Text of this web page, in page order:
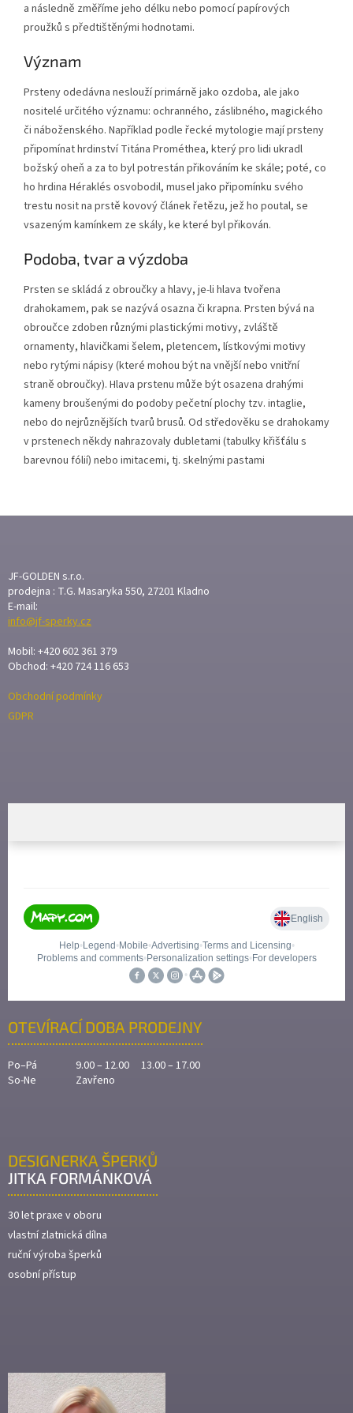
a následně změříme jeho délku nebo pomocí papírových
proužků s předtištěnými hodnotami.
Význam
Prsteny odedávna neslouží primárně jako ozdoba, ale jako
nositelé určitého významu: ochranného, záslibného, magického
či náboženského. Například podle řecké mytologie mají prsteny
připomínat hrdinství Titána Prométhea, který pro lidi ukradl
božský oheň a za to byl potrestán přikováním ke skále; poté, co
ho hrdina Héraklés osvobodil, musel jako připomínku svého
trestu nosit na prstě kovový článek řetězu, jež ho poutal, se
vsazeným kamínkem ze skály, ke které byl přikován.
Podoba, tvar a výzdoba
Prsten se skládá z obroučky a hlavy, je-li hlava tvořena
drahokamem, pak se nazývá osazna či krapna. Prsten bývá na
obroučce zdoben různými plastickými motivy, zvláště
ornamenty, hlavičkami šelem, pletencem, lístkovými motivy
nebo rytými nápisy (které mohou být na vnější nebo vnitřní
straně obroučky). Hlava prstenu může být osazena drahými
kameny broušenými do podoby pečetní plochy tzv. intaglie,
nebo do nejrůznějších tvarů brusů. Od středověku se drahokamy
v prstenech někdy nahrazovaly dubletami (tabulky křišťálu s
barevnou fólií) nebo imitacemi, tj. skelnými pastami
A
T
JF-GOLDEN s.r.o.
prodejna : T.G. Masaryka 550, 27201 Kladno
E-mail:
info@jf-sperky.cz
Mobil: +420 602 361 379
Obchod: +420 724 116 653
Obchodní podmínky
GDPR
OTEVÍRACÍ DOBA PRODEJNY
Po–Pá
9.00 – 12.00 13.00 – 17.00
So-Ne
Zavřeno
DESIGNERKA ŠPERKŮ
JITKA FORMÁNKOVÁ
30 let praxe v oboru
vlastní zlatnická dílna
ruční výroba šperků
osobní přístup